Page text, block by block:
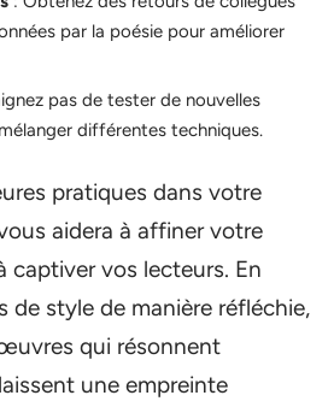
par la poésie pour améliorer
pas de tester de nouvelles
différentes techniques.
pratiques dans votre
aidera à affiner votre
captiver vos lecteurs. En
de style de manière réfléchie,
qui résonnent
une empreinte